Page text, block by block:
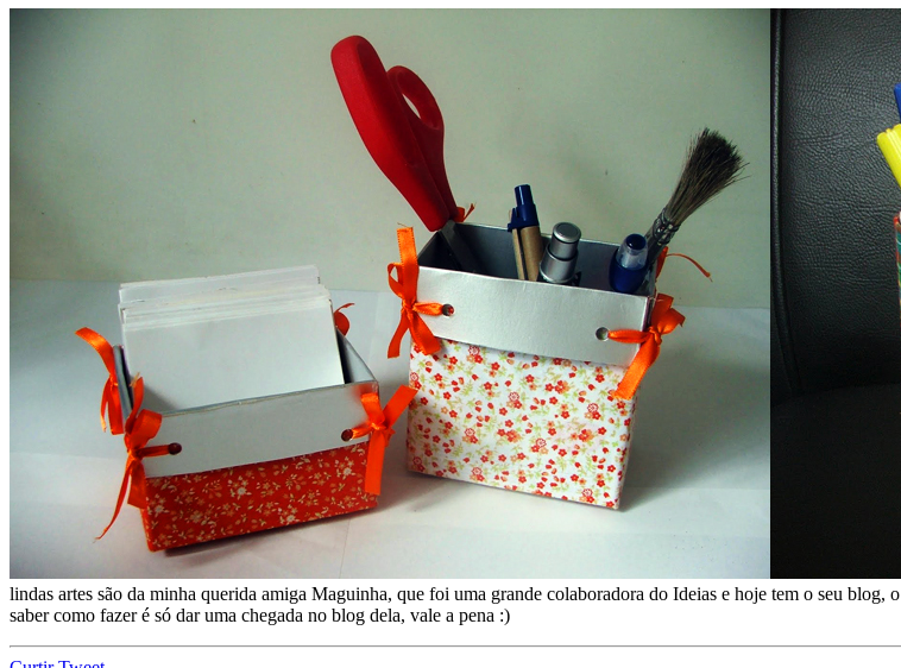
lindas artes são da minha querida amiga Maguinha, que foi uma grande colaboradora do Ideias e hoje tem o seu blog, o
saber como fazer é só dar uma chegada no blog dela, vale a pena :)